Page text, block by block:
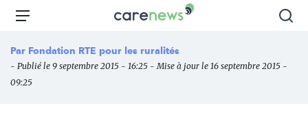
Aller
principal
Carenews,
média
des
Menu
Par Fondation RTE pour les ruralités
- Publié le 9 septembre 2015 - 16:25 - Mise à jour le 16 septembre 2015 -
09:25